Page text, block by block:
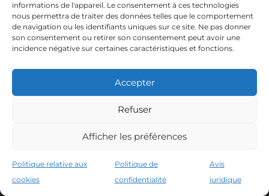
informations de l'appareil. Le consentement à ces technologies
nous permettra de traiter des données telles que le comportement
de navigation ou les identifiants uniques sur ce site. Ne pas donner
son consentement ou retirer son consentement peut avoir une
incidence négative sur certaines caractéristiques et fonctions.
Accepter
Refuser
Afficher les préférences
Politique relative aux
cookies
Politique de
confidentialité
Avis
juridique
Connez-nous
À propos de nous
Coupure de presse et radio
Partenaires satisfaits